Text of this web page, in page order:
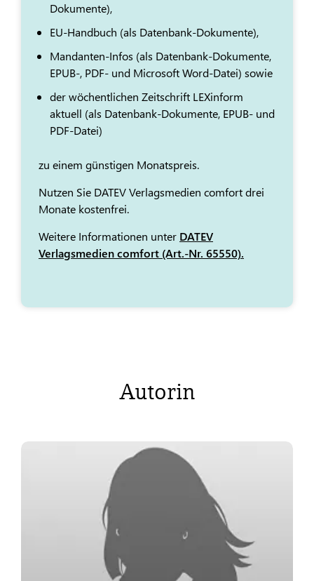
Dokumente),
EU-Handbuch (als Datenbank-Dokumente),
Mandanten-Infos (als Datenbank-Dokumente,
EPUB-, PDF- und Microsoft Word-Datei) sowie
der wöchentlichen Zeitschrift LEXinform
aktuell (als Datenbank-Dokumente, EPUB- und
PDF-Datei)
zu einem günstigen Monatspreis.
Nutzen Sie DATEV Verlagsmedien comfort drei
Monate kostenfrei.
Weitere Informationen unter DATEV
Verlagsmedien comfort (Art.-Nr. 65550).
Autorin